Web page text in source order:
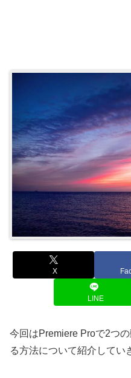
X
LINE
今回はPremiere Proで2つ
る方法について紹介してい